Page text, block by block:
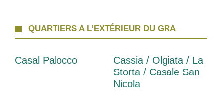
QUARTIERS A L’EXTÉRIEUR DU GRA
Casal Palocco
Cassia / Olgiata / La
Storta / Casale San
Nicola